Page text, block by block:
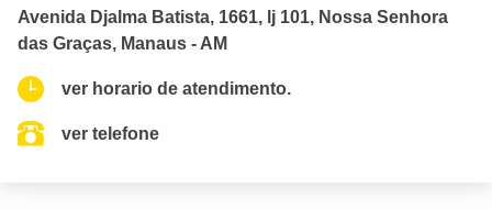
Avenida Djalma Batista, 1661, lj 101, Nossa Senhora
das Graças, Manaus - AM
ver horario de atendimento.
ver telefone